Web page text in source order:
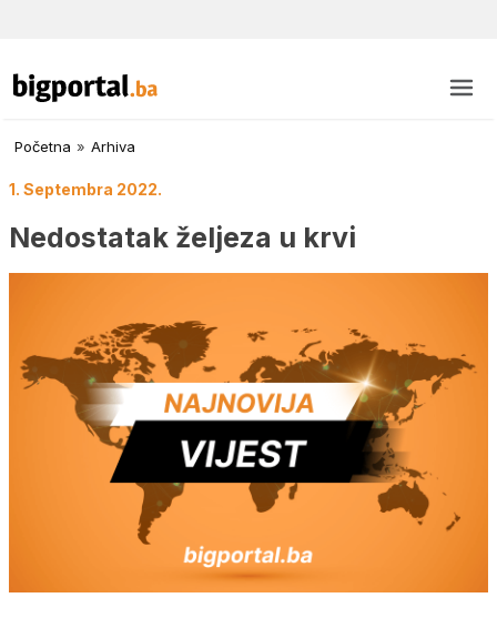
Početna » Arhiva
1. Septembra 2022.
Nedostatak željeza u krvi